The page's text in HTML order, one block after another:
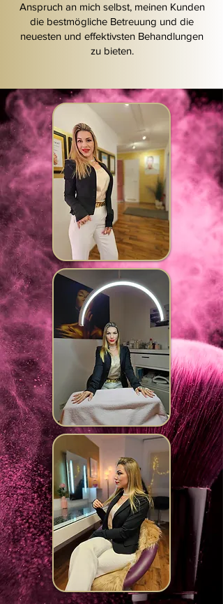
Anspruch an mich selbst, meinen Kunden
die bestmögliche Betreuung und die
neuesten und effektivsten Behandlungen
zu bieten.